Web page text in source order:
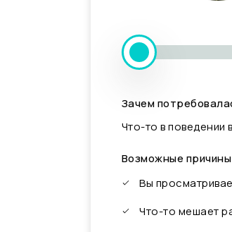
Зачем
Что-то в поведении
Возможные
Вы
Что-то мешает